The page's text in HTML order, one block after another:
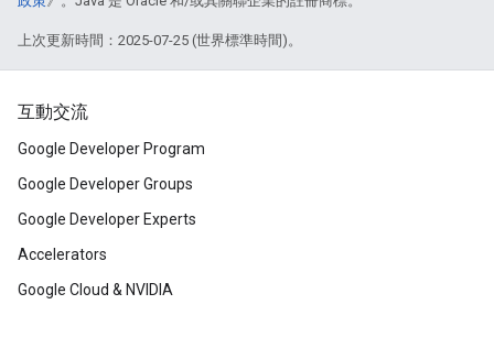
上次更新時間：2025-07-25 (世界標準時間)。
互動交流
Google Developer Program
Google Developer Groups
Google Developer Experts
Accelerators
Google Cloud & NVIDIA